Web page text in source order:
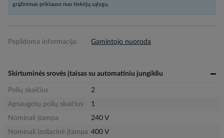
grąžinimas priklauso nuo tiekėjų sąlygų.
Papildoma informacija: Gamintojo nuoroda
Skirtuminės srovės įtaisas su automatiniu jungikliu
Polių skaičius
2
Apsaugotų polių skaičius
1
Nominali įtampa
240 V
Nominali izoliacinė įtampa 400 V